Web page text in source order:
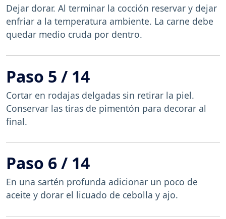
Dejar dorar. Al terminar la cocción reservar y dejar
enfriar a la temperatura ambiente. La carne debe
quedar medio cruda por dentro.
Paso 5 / 14
Cortar en rodajas delgadas sin retirar la piel.
Conservar las tiras de pimentón para decorar al
final.
Paso 6 / 14
En una sartén profunda adicionar un poco de
aceite y dorar el licuado de cebolla y ajo.